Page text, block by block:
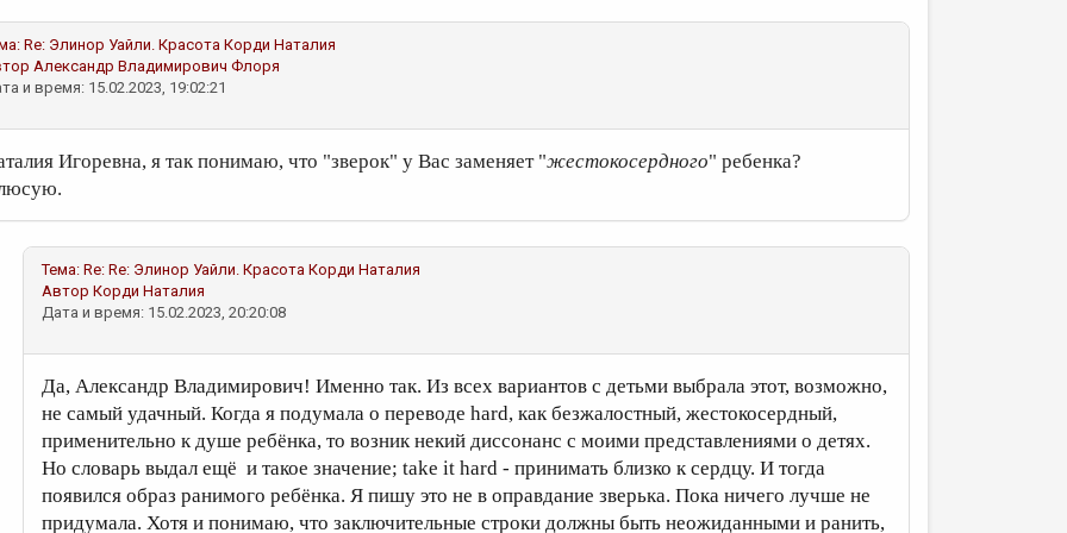
Re: Элинор Уайли. Красота Корди Наталия
Александр Владимирович Флоря
и время: 15.02.2023, 19:02:21
Игоревна, я так понимаю, что "зверок" у Вас заменяет "жестокосердного" ребенка?
Тема: Re: Re: Элинор Уайли. Красота Корди Наталия
Автор Корди Наталия
Дата и время: 15.02.2023, 20:20:08
Да, Александр Владимирович! Именно так. Из всех вариантов с детьми выбрала этот, возможно,
не самый удачный. Когда я подумала о переводе hard, как безжалостный, жестокосердный,
применительно к душе ребёнка, то возник некий диссонанс с моими представлениями о детях.
Но словарь выдал ещё и такое значение; take it hard - принимать близко к сердцу. И тогда
появился образ ранимого ребёнка. Я пишу это не в оправдание зверька. Пока ничего лучше не
придумала. Хотя и понимаю, что заключительные строки должны быть неожиданными и ранить,